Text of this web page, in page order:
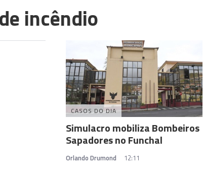
incêndio
CASOS DO DIA
Simulacro mobiliza Bombeiros
Sapadores no Funchal
Orlando Drumond 12:11